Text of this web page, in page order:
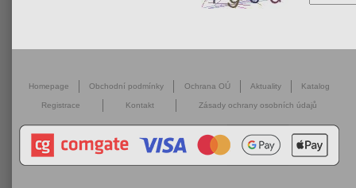
Homepage Obchodní podmínky Ochrana OÚ Aktuality Katalog
Registrace Kontakt Zásady ochrany osobních údajů